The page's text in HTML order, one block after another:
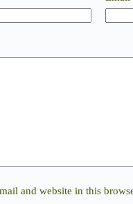
and website in this